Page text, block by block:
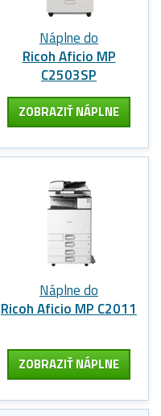
Náplne do
Ricoh Aficio MP
C2503SP
ZOBRAZIŤ NÁPLNE
Náplne do
Ricoh Aficio MP C2011
ZOBRAZIŤ NÁPLNE